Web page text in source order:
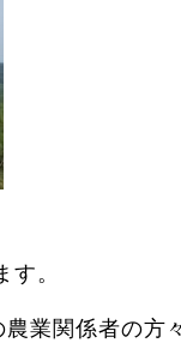
。
業関係者の方